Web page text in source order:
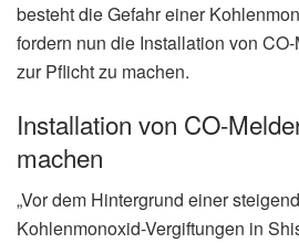
besteht die Gefahr einer
fordern nun die Installation von
zur Pflicht zu machen.
Installation von CO-
machen
„Vor dem Hintergrund einer
Kohlenmonoxid-Vergiftungen in